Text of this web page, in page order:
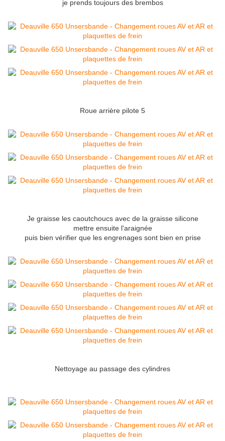
je prends toujours des brembos
Roue arrière pilote 5
Je graisse les caoutchoucs avec de la graisse silicone
mettre ensuite l'araignée
puis bien vérifier que les engrenages sont bien en prise
Nettoyage au passage des cylindres